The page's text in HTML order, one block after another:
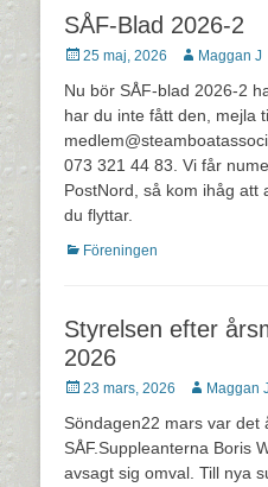
SÅF-Blad 2026-2
Postades
25 maj, 2026 Författare
Maggan J
Nu bör SÅF-blad 2026-2
har du inte fått den, mejla
073 321 44 83. Vi får
PostNord, så kom ihåg att
du flyttar.
Kategorier
Föreningen
Styrelsen efter
2026
Postades
23 mars, 2026 Författare
Maggan
Söndagen22 mars var det
SÅF.Suppleanterna Boris
avsagt sig omval. Till nya